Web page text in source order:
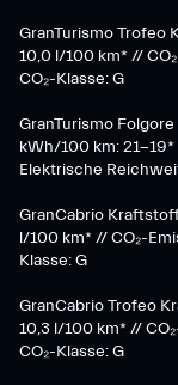
GranTurismo Trofeo
10,0 l/100 km* //
CO₂-Klasse: G
GranTurismo
kWh/100 km: 21-
Elektrische
GranCabrio
l/100 km* // CO₂-
Klasse: G
GranCabrio Trofeo
10,3 l/100 km* //
CO₂-Klasse: G